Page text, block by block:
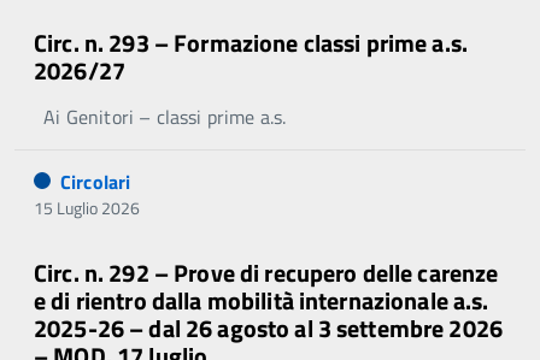
Circ. n. 293 – Formazione classi prime a.s.
2026/27
Ai Genitori – classi prime a.s.
Circolari
15 Luglio 2026
Circ. n. 292 – Prove di recupero delle carenze
e di rientro dalla mobilità internazionale a.s.
2025-26 – dal 26 agosto al 3 settembre 2026